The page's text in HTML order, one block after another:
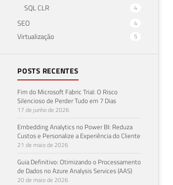
SQL CLR 4
SEO 4
Virtualização 5
POSTS RECENTES
Fim do Microsoft Fabric Trial: O Risco
Silencioso de Perder Tudo em 7 Dias
17 de junho de 2026
Embedding Analytics no Power BI: Reduza
Custos e Personalize a Experiência do Cliente
21 de maio de 2026
Guia Definitivo: Otimizando o Processamento
de Dados no Azure Analysis Services (AAS)
20 de maio de 2026